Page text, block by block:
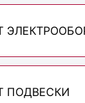
ПОДВЕСКИ